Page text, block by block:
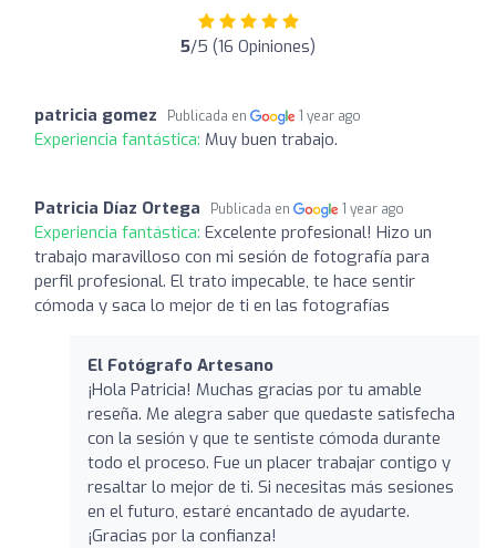
5/5 (16 Opiniones)
patricia gomez Publicada en 1 year ago
Experiencia fantástica: Muy buen trabajo.
Patricia Díaz Ortega Publicada en 1 year ago
Experiencia fantástica: Excelente profesional! Hizo un
trabajo maravilloso con mi sesión de fotografía para
perfil profesional. El trato impecable, te hace sentir
cómoda y saca lo mejor de ti en las fotografías
El Fotógrafo Artesano
¡Hola Patricia! Muchas gracias por tu amable
reseña. Me alegra saber que quedaste satisfecha
con la sesión y que te sentiste cómoda durante
todo el proceso. Fue un placer trabajar contigo y
resaltar lo mejor de ti. Si necesitas más sesiones
en el futuro, estaré encantado de ayudarte.
¡Gracias por la confianza!